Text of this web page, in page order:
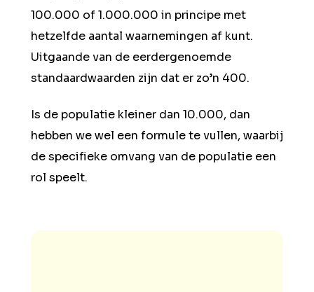
100.000 of 1.000.000 in principe met
hetzelfde aantal waarnemingen af kunt.
Uitgaande van de eerdergenoemde
standaardwaarden zijn dat er zo’n 400.
Is de populatie kleiner dan 10.000, dan
hebben we wel een formule te vullen, waarbij
de specifieke omvang van de populatie een
rol speelt.